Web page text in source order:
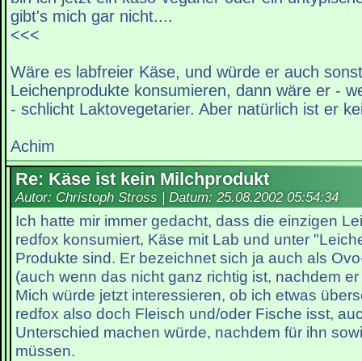
gibt's mich gar nicht....
<<<
Wäre es labfreier Käse, und würde er auch
Leichenprodukte konsumieren, dann wäre er -
- schlicht Laktovegetarier. Aber natürlich ist er
Achim
Re: Käse ist kein Milchprodukt
Autor: Christoph Stross | Datum: 25.08.2002 05:54:34
Ich hatte mir immer gedacht, dass die einzigen
redfox konsumiert, Käse mit Lab und unter
Produkte sind. Er bezeichnet sich ja auch als
(auch wenn das nicht ganz richtig ist, nachdem
Mich würde jetzt interessieren, ob ich etwas
redfox also doch Fleisch und/oder Fische isst,
Unterschied machen würde, nachdem für ihn
müssen.